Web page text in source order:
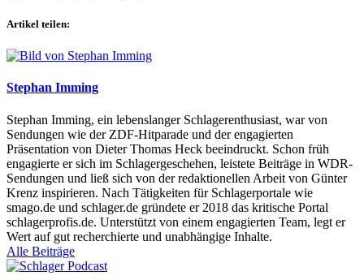
Artikel teilen:
Stephan Imming
Stephan Imming, ein lebenslanger Schlagerenthusiast, war von
Sendungen wie der ZDF-Hitparade und der engagierten
Präsentation von Dieter Thomas Heck beeindruckt. Schon früh
engagierte er sich im Schlagergeschehen, leistete Beiträge in WDR-
Sendungen und ließ sich von der redaktionellen Arbeit von Günter
Krenz inspirieren. Nach Tätigkeiten für Schlagerportale wie
smago.de und schlager.de gründete er 2018 das kritische Portal
schlagerprofis.de. Unterstützt von einem engagierten Team, legt er
Wert auf gut recherchierte und unabhängige Inhalte.
Alle Beiträge